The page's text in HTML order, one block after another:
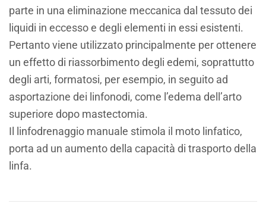
parte in una eliminazione meccanica dal tessuto dei
liquidi in eccesso e degli elementi in essi esistenti.
Pertanto viene utilizzato principalmente per ottenere
un effetto di riassorbimento degli edemi, soprattutto
degli arti, formatosi, per esempio, in seguito ad
asportazione dei linfonodi, come l’edema dell’arto
superiore dopo mastectomia.
Il linfodrenaggio manuale stimola il moto linfatico,
porta ad un aumento della capacità di trasporto della
linfa.